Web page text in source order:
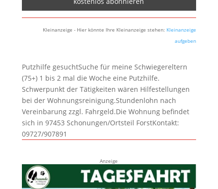
Kleinanzeige - Hier könnte Ihre Kleinanzeige stehen: Kleinanzeige
aufgeben
Putzhilfe gesuchtSuche für meine Schwiegereltern
(75+) 1 bis 2 mal die Woche eine Putzhilfe.
Schwerpunkt der Tätigkeiten wären Hilfestellungen
bei der Wohnungsreinigung.Stundenlohn nach
Vereinbarung zzgl. Fahrgeld.Die Wohnung befindet
sich in 97453 Schonungen/Ortsteil ForstKontakt:
09727/907891
Anzeige